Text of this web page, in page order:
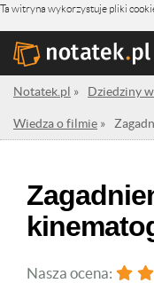
Ta witryna wykorzystuje pliki
Notatek.pl » Dziedziny
Wiedza o filmie »
Nasza ocena: